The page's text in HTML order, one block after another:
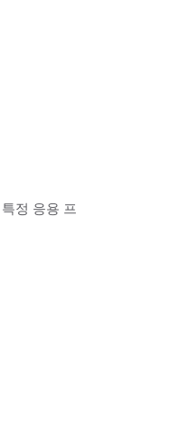
정 응용 프